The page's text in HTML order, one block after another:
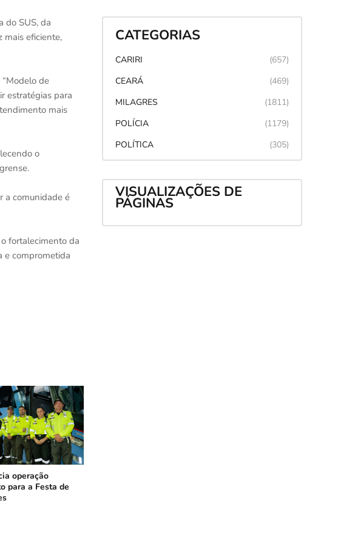
do SUS, da
mais eficiente,
de
estratégias para
mais
o
a comunidade é
fortalecimento da
e comprometida
operação
para a Festa de
CATEGORIAS
CARIRI
(657)
CEARÁ
(469)
MILAGRES
(1811)
POLÍCIA
(1179)
POLÍTICA
(305)
VISUALIZAÇÕES DE
PÁGINAS